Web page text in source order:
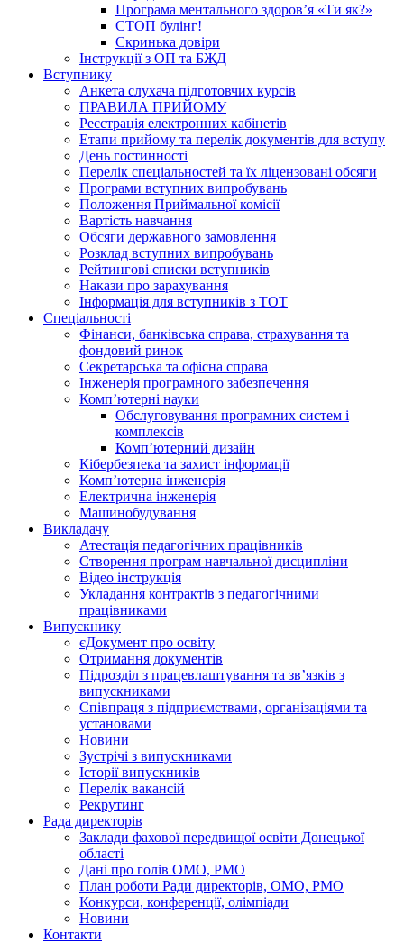
Програма ментального здоров’я «Ти як?»
СТОП булінг!
Скринька довіри
Інструкції з ОП та БЖД
Вступнику
Анкета слухача підготовчих курсів
ПРАВИЛА ПРИЙОМУ
Реєстрація електронних кабінетів
Етапи прийому та перелік документів для вступу
День гостинності
Перелік спеціальностей та їх ліцензовані обсяги
Програми вступних випробувань
Положення Приймальної комісії
Вартість навчання
Обсяги державного замовлення
Розклад вступних випробувань
Рейтингові списки вступників
Накази про зарахування
Інформація для вступників з ТОТ
Спеціальності
Фінанси, банківська справа, страхування та
фондовий ринок
Секретарська та офісна справа
Інженерія програмного забезпечення
Комп’ютерні науки
Обслуговування програмних систем і
комплексів
Комп’ютерний дизайн
Кібербезпека та захист інформації
Комп’ютерна інженерія
Електрична інженерія
Машинобудування
Викладачу
Атестація педагогічних працівників
Створення програм навчальної дисципліни
Відео інструкція
Укладання контрактів з педагогічними
працівниками
Випускнику
єДокумент про освіту
Отримання документів
Підрозділ з працевлаштування та зв’язків з
випускниками
Співпраця з підприємствами, організаціями та
установами
Новини
Зустрічі з випускниками
Історії випускників
Перелік вакансій
Рекрутинг
Рада директорів
Заклади фахової передвищої освіти Донецької
області
Дані про голів ОМО, РМО
План роботи Ради директорів, ОМО, РМО
Конкурси, конференції, олімпіади
Новини
Контакти